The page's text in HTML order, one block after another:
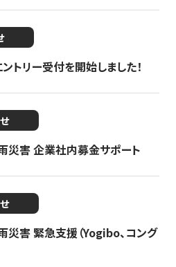
トリー受付を開始しました！
災害 企業社内募金サポート
害 緊急支援（Yogibo、コング